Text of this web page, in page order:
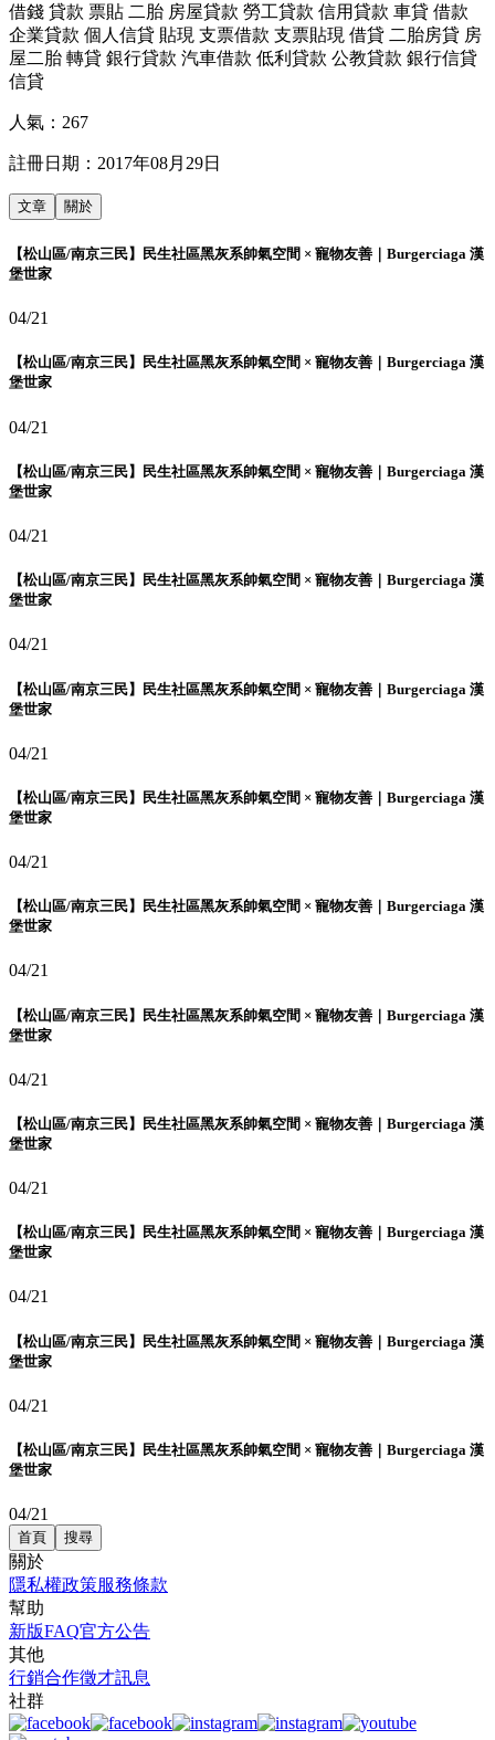
借錢 貸款 票貼 二胎 房屋貸款 勞工貸款 信用貸款 車貸 借款
企業貸款 個人信貸 貼現 支票借款 支票貼現 借貸 二胎房貸 房
屋二胎 轉貸 銀行貸款 汽車借款 低利貸款 公教貸款 銀行信貸
信貸
人氣： 267
註冊日期： 2017年08月29日
文章 關於
【松山區/南京三民】民生社區黑灰系帥氣空間 × 寵物友善｜Burgerciaga 漢
堡世家
04/21
【松山區/南京三民】民生社區黑灰系帥氣空間 × 寵物友善｜Burgerciaga 漢
堡世家
04/21
【松山區/南京三民】民生社區黑灰系帥氣空間 × 寵物友善｜Burgerciaga 漢
堡世家
04/21
【松山區/南京三民】民生社區黑灰系帥氣空間 × 寵物友善｜Burgerciaga 漢
堡世家
04/21
【松山區/南京三民】民生社區黑灰系帥氣空間 × 寵物友善｜Burgerciaga 漢
堡世家
04/21
【松山區/南京三民】民生社區黑灰系帥氣空間 × 寵物友善｜Burgerciaga 漢
堡世家
04/21
【松山區/南京三民】民生社區黑灰系帥氣空間 × 寵物友善｜Burgerciaga 漢
堡世家
04/21
【松山區/南京三民】民生社區黑灰系帥氣空間 × 寵物友善｜Burgerciaga 漢
堡世家
04/21
【松山區/南京三民】民生社區黑灰系帥氣空間 × 寵物友善｜Burgerciaga 漢
堡世家
04/21
【松山區/南京三民】民生社區黑灰系帥氣空間 × 寵物友善｜Burgerciaga 漢
堡世家
04/21
【松山區/南京三民】民生社區黑灰系帥氣空間 × 寵物友善｜Burgerciaga 漢
堡世家
04/21
【松山區/南京三民】民生社區黑灰系帥氣空間 × 寵物友善｜Burgerciaga 漢
堡世家
04/21
首頁 搜尋
關於
隱私權政策服務條款
幫助
新版FAQ官方公告
其他
行銷合作徵才訊息
社群